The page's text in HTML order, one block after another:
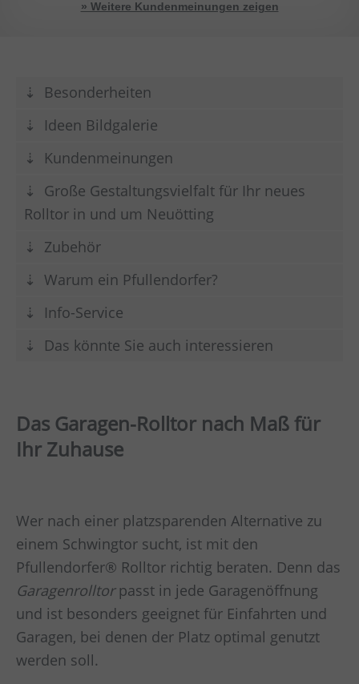
» Weitere Kundenmeinungen zeigen
Besonderheiten
Ideen Bildgalerie
Kundenmeinungen
Große Gestaltungsvielfalt für Ihr neues
Rolltor in und um Neuötting
Zubehör
Warum ein Pfullendorfer?
Info-Service
Das könnte Sie auch interessieren
Das Garagen-Rolltor nach Maß für
Ihr Zuhause
Wer nach einer platzsparenden Alternative zu
einem Schwingtor sucht, ist mit den
Pfullendorfer® Rolltor richtig beraten. Denn das
Garagenrolltor passt in jede Garagenöffnung
und ist besonders geeignet für Einfahrten und
Garagen, bei denen der Platz optimal genutzt
werden soll.